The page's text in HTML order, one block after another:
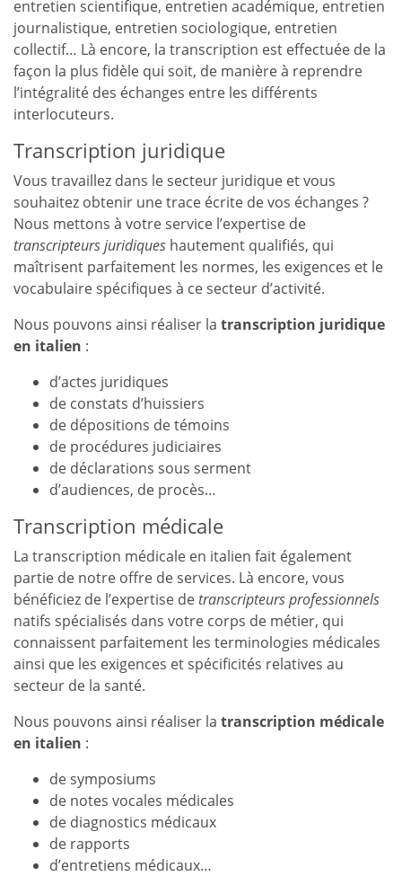
entretien scientifique, entretien académique, entretien
journalistique, entretien sociologique, entretien
collectif… Là encore, la transcription est effectuée de la
façon la plus fidèle qui soit, de manière à reprendre
l’intégralité des échanges entre les différents
interlocuteurs.
Transcription juridique
Vous travaillez dans le secteur juridique et vous
souhaitez obtenir une trace écrite de vos échanges ?
Nous mettons à votre service l’expertise de
transcripteurs juridiques hautement qualifiés, qui
maîtrisent parfaitement les normes, les exigences et le
vocabulaire spécifiques à ce secteur d’activité.
Nous pouvons ainsi réaliser la transcription juridique
en italien :
d’actes juridiques
de constats d’huissiers
de dépositions de témoins
de procédures judiciaires
de déclarations sous serment
d’audiences, de procès…
Transcription médicale
La transcription médicale en italien fait également
partie de notre offre de services. Là encore, vous
bénéficiez de l’expertise detranscripteurs professionnels
natifs spécialisés dans votre corps de métier, qui
connaissent parfaitement les terminologies médicales
ainsi que les exigences et spécificités relatives au
secteur de la santé.
Nous pouvons ainsi réaliser la transcription médicale
en italien :
de symposiums
de notes vocales médicales
de diagnostics médicaux
de rapports
d’entretiens médicaux…